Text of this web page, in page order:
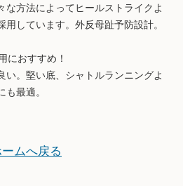
な方法によってヒールストライクよ
用しています。外反母趾予防設計。
おすすめ！
い。堅い底、シャトルランニングよ
最適。
ムへ戻る